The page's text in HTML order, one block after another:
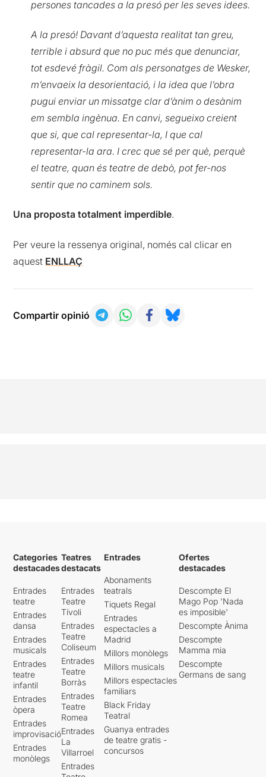
persones tancades a la presó per les seves idees.
A la presó! Davant d’aquesta realitat tan greu,
terrible i absurd que no puc més que denunciar,
tot esdevé fràgil. Com als personatges de Wesker,
m’envaeix la desorientació, i la idea que l’obra
pugui enviar un missatge clar d’ànim o desànim
em sembla ingènua. En canvi, segueixo creient
que si, que cal representar-la, I que cal
representar-la ara. I crec que sé per què, perquè
el teatre, quan és teatre de debò, pot fer-nos
sentir que no caminem sols.
Una proposta totalment imperdible.
Per veure la ressenya original, només cal clicar en
aquest ENLLAÇ
Compartir opinió
Categories
destacades
Entrades
teatre
Entrades
dansa
Entrades
musicals
Entrades
teatre
infantil
Entrades
òpera
Entrades
improvisació
Entrades
monòlegs
Teatres
destacats
Entrades
Teatre
Tívoli
Entrades
Teatre
Coliseum
Entrades
Teatre
Borràs
Entrades
Teatre
Romea
Entrades
La
Villarroel
Entrades
Entrades
Abonaments
teatrals
Tiquets Regal
Entrades
espectacles a
Madrid
Millors monòlegs
Millors musicals
Millors espectacles
familiars
Black Friday
Teatral
Guanya entrades
de teatre gratis -
concursos
Ofertes
destacades
Descompte El
Mago Pop 'Nada
es imposible'
Descompte Ànima
Descompte
Mamma mia
Descompte
Germans de sang